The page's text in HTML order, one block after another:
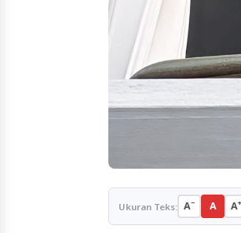
Ukuran Teks: A− A A+